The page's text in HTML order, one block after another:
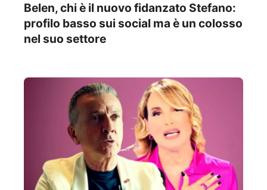
Belen, chi è il nuovo fidanzato Stefano:
profilo basso sui social ma è un colosso
nel suo settore